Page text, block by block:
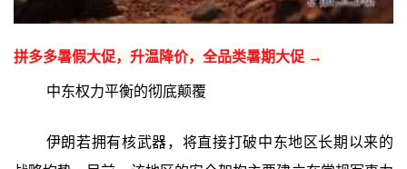
拼多多暑假大促，升温降价，全品类暑期大促 →
中东权力平衡的彻底颠覆
伊朗若拥有核武器，将直接打破中东地区长期以来的